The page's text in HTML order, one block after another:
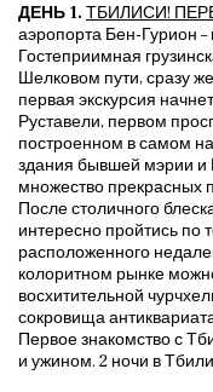
ДЕНЬ 1. ТБИЛИСИ!
аэропорта Бен-Гурион
Гостеприимная
Шелковом пути, сразу
первая экскурсия
Руставели, первом
построенном в самом
здания бывшей мэрии и
множество прекрасных
После столичного
интересно пройтись
расположенного
колоритном рынке
восхитительной
сокровища
Первое знакомство с
и ужином. 2 ночи в